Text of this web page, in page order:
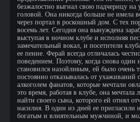
безжалостно выгнал свою падчерицу
головой. Она никогда больше не имела
через портал в роскошный дом. С тех
восемь лет. Сегодня она вынуждена
выступая в ночном клубе и исполняя
замечательный вокал, и посетители
ее пение. Ферай всегда отличалась
поведением. Поэтому, когда снова один
становился назойливым, ей было очень
постоянно отказывалась от ухаживаний
алкоголем фанатов, которые мечтали
это время, работая в клубе, она
найти своего сына, которого ей отнял
насилия. В один из дней ее пригласили
богатым и влиятельным мужчиной, и